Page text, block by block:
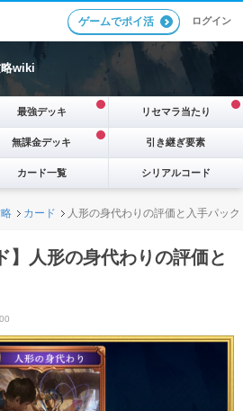
ゲームでポイ活 ログイン
略wiki
最強デッキ リセマラ当たり
無課金デッキ 引き継ぎ要素
カード一覧 シリアルコード
カード 人形の身代わりの評価と入手パック
】人形の身代わりの評価と